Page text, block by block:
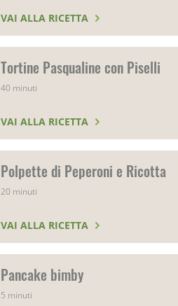
VAI ALLA RICETTA
Tortine Pasqualine con Piselli
40 minuti
VAI ALLA RICETTA
Polpette di Peperoni e Ricotta
20 minuti
VAI ALLA RICETTA
Pancake bimby
5 minuti